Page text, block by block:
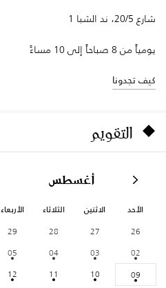
شارع 20/5، ند الشبا 1
يومياً من 8 صباحاً إلى 10 مساءً
كيف تجدونا
التقويم
أغسطس
الأحد الاثنين الثلاثاء الأربعاء
26
27
28
29
02
03
04
05
09
10
11
12